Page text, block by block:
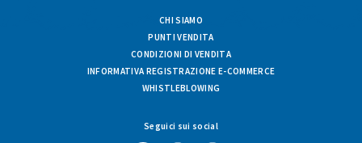
CHI SIAMO
PUNTI VENDITA
CONDIZIONI DI VENDITA
INFORMATIVA REGISTRAZIONE E-COMMERCE
WHISTLEBLOWING
Seguici sui social